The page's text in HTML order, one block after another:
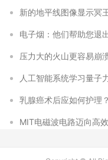
新的地平线图像显示冥
电子烟：他们帮助您退
压力大的火山更容易崩
人工智能系统学习量子
乳腺癌术后应如何护理
MIT电磁波电路迈向高